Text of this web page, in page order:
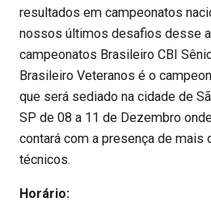
resultados em campeonatos
nossos últimos desafios desse
campeonatos Brasileiro CBI
Brasileiro Veteranos é o
que será sediado na cidade de
SP de 08 a 11 de Dezembro
contará com a presença de mais
técnicos.
Horário: